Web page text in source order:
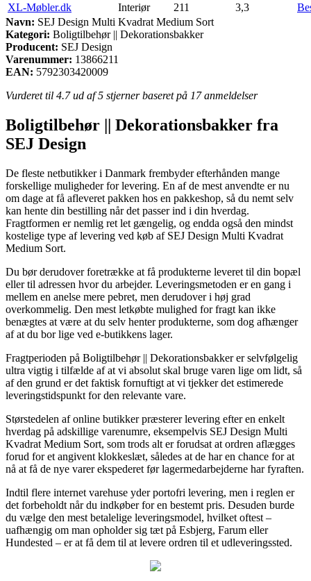
XL-Møbler.dk
Interiør 211 3,3
Navn: SEJ Design Multi Kvadrat Medium Sort
Kategori: Boligtilbehør || Dekorationsbakker
Producent: SEJ Design
Varenummer: 13866211
EAN: 5792303420009
Vurderet til 4.7ud af 5 stjerner baseret på 17anmeldelser
Boligtilbehør || Dekorationsbakker fra
SEJ Design
De fleste netbutikker i Danmark frembyder efterhånden mange
forskellige muligheder for levering. En af de mest anvendte er nu
om dage at få afleveret pakken hos en pakkeshop, så du nemt selv
kan hente din bestilling når det passer ind i din hverdag.
Fragtformen er nemlig ret let gængelig, og endda også den mindst
kostelige type af levering ved køb af SEJ Design Multi Kvadrat
Medium Sort.
Du bør derudover foretrække at få produkterne leveret til din bopæl
eller til adressen hvor du arbejder. Leveringsmetoden er en gang i
mellem en anelse mere pebret, men derudover i høj grad
overkommelig. Den mest letkøbte mulighed for fragt kan ikke
benægtes at være at du selv henter produkterne, som dog afhænger
af at du bor lige ved e-butikkens lager.
Fragtperioden på Boligtilbehør || Dekorationsbakker er selvfølgelig
ultra vigtig i tilfælde af at vi absolut skal bruge varen lige om lidt, så
af den grund er det faktisk fornuftigt at vi tjekker det estimerede
leveringstidspunkt for den relevante vare.
Størstedelen af online butikker præsterer levering efter en enkelt
hverdag på adskillige varenumre, eksempelvis SEJ Design Multi
Kvadrat Medium Sort, som trods alt er forudsat at ordren aflægges
forud for et angivent klokkeslæt, således at de har en chance for at
nå at få de nye varer ekspederet før lagermedarbejderne har fyraften.
Indtil flere internet varehuse yder portofri levering, men i reglen er
det forbeholdt når du indkøber for en bestemt pris. Desuden burde
du vælge den mest betalelige leveringsmodel, hvilket oftest –
uafhængig om man opholder sig tæt på Esbjerg, Farum eller
Hundested – er at få dem til at levere ordren til et udleveringssted.